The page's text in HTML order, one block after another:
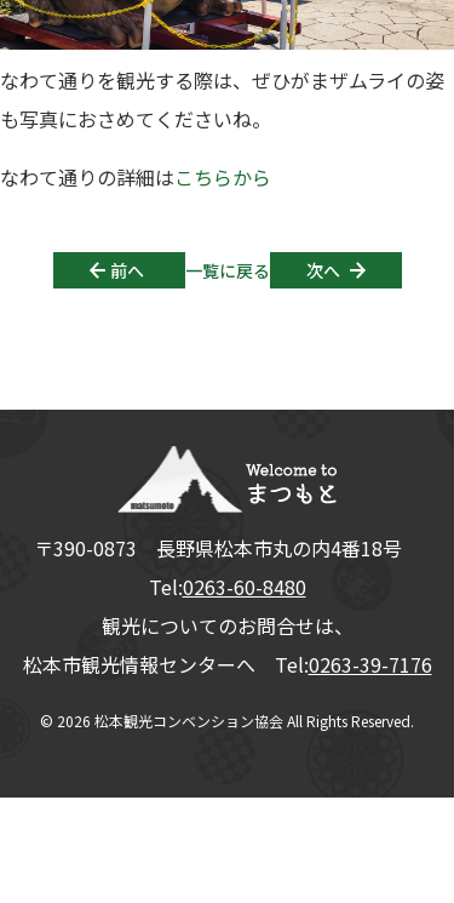
なわて通りを観光する際は、ぜひがまザムライの姿
も写真におさめてくださいね。
なわて通りの詳細はこちらから
Post navigation
前へ 一覧に戻る 次へ
〒390-0873 長野県松本市丸の内4番18号
Tel:0263-60-8480
観光についてのお問合せは、
松本市観光情報センターへ Tel:0263-39-7176
© 2026 松本観光コンベンション協会All Rights Reserved.